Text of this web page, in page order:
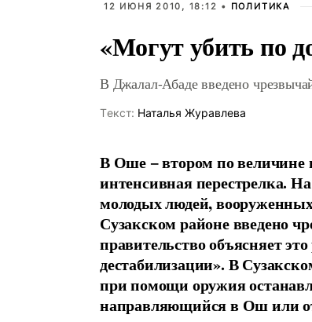
12 ИЮНЯ 2010, 18:12 • ПОЛИТИКА
«Могут убить по
В Джалал-Абаде введено
Tекст: Наталья Журавлева
В Оше − втором по величине
интенсивная перестрелка.
молодых людей,
Сузакском районе введено
правительство объясняет
дестабилизации». В
при помощи оружия
направляющийся в Ош или